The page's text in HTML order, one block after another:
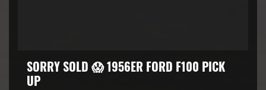
SORRY SOLD 😱 1956ER FORD F100 PICK
UP